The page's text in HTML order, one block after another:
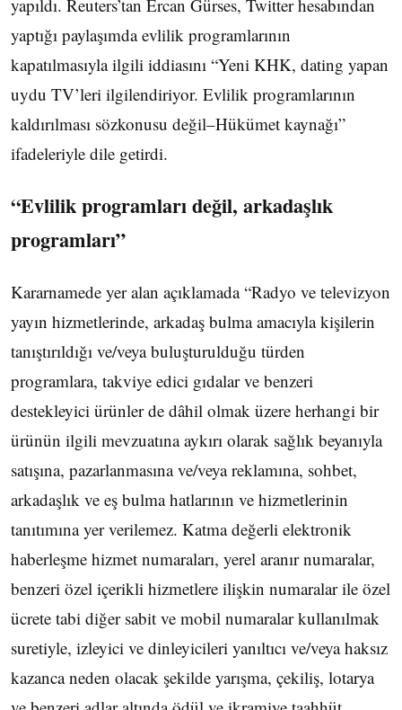
yapıldı. Reuters’tan Ercan Gürses, Twitter hesabından
yaptığı paylaşımda evlilik programlarının
kapatılmasıyla ilgili iddiasını “Yeni KHK, dating yapan
uydu TV’leri ilgilendiriyor. Evlilik programlarının
kaldırılması sözkonusu değil–Hükümet kaynağı”
ifadeleriyle dile getirdi.
“Evlilik programları değil, arkadaşlık
programları”
Kararnamede yer alan açıklamada “Radyo ve televizyon
yayın hizmetlerinde, arkadaş bulma amacıyla kişilerin
tanıştırıldığı ve/veya buluşturulduğu türden
programlara, takviye edici gıdalar ve benzeri
destekleyici ürünler de dâhil olmak üzere herhangi bir
ürünün ilgili mevzuatına aykırı olarak sağlık beyanıyla
satışına, pazarlanmasına ve/veya reklamına, sohbet,
arkadaşlık ve eş bulma hatlarının ve hizmetlerinin
tanıtımına yer verilemez. Katma değerli elektronik
haberleşme hizmet numaraları, yerel aranır numaralar,
benzeri özel içerikli hizmetlere ilişkin numaralar ile özel
ücrete tabi diğer sabit ve mobil numaralar kullanılmak
suretiyle, izleyici ve dinleyicileri yanıltıcı ve/veya haksız
kazanca neden olacak şekilde yarışma, çekiliş, lotarya